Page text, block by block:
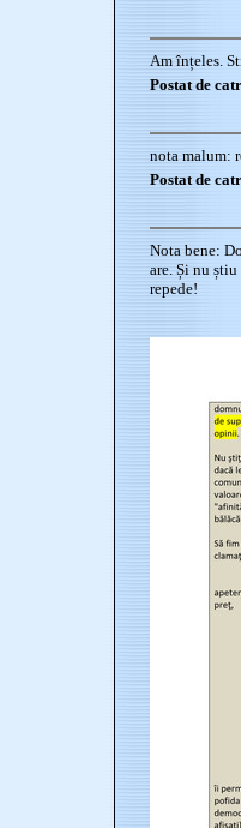
Am înțeles.
Postat de
nota malum:
Postat de
Nota bene:
are. Și nu
repede!